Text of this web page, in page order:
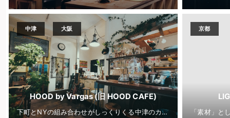
中津 大阪
HOOD by Vargas (旧 HOOD CAFE)
下町とNYの組み合わせがしっくりくる中津のカフェ
京都